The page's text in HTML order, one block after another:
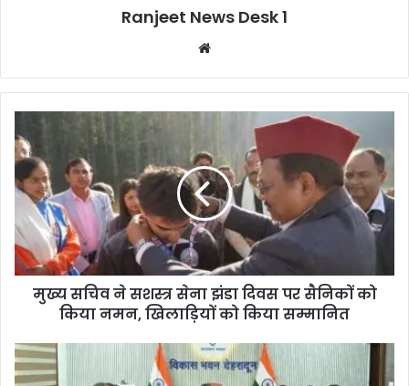
Ranjeet News Desk 1
te
मुख्य सचिव ने सशस्त्र सेना झंडा दिवस पर सैनिकों को
किया नमन, खिलाड़ियों को किया सम्मानित